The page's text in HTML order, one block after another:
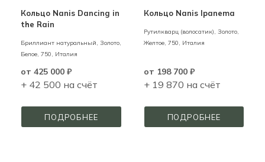
Кольцо Nanis Dancing in
the Rain
Бриллиант натуральный, Золото,
Белое, 750, Италия
от 425 000 ₽
+ 42 500 на счёт
ПОДРОБНЕЕ
Кольцо Nanis Ipanema
Рутилкварц (волосатик), Золото,
Желтое, 750, Италия
от 198 700 ₽
+ 19 870 на счёт
ПОДРОБНЕЕ